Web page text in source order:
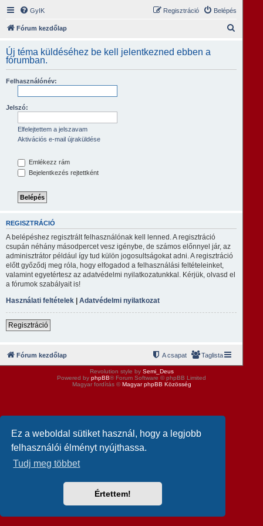
Ez a weboldal sütiket használ, hogy a legjobb
felhasználói élményt nyújthassa.
Tudj meg többet
Értettem!
GyIK Belépés
Regisztráció
Fórum kezdőlap
e
Új téma küldéséhez be kell jelentkezned ebben a
fórumban.
Felhasználónév:
Jelszó:
Elfelejtettem a jelszavam
Aktivációs e-mail újraküldése
Emlékezz rám
Bejelentkezés rejtettként
REGISZTRÁCIÓ
A belépéshez regisztrált felhasználónak kell lenned. A regisztráció
csupán néhány másodpercet vesz igénybe, de számos előnnyel jár, az
adminisztrátor például így tud külön jogosultságokat adni. A regisztráció
előtt győződj meg róla, hogy elfogadod a felhasználási feltételeinket,
valamint egyetértesz az adatvédelmi nyilatkozatunkkal. Kérjük, olvasd el
a fórumok szabályait is!
Használati feltételek | Adatvédelmi nyilatkozat
Regisztráció
Fórum kezdőlap Taglista
A csapat
Revolution style by Semi_Deus
Powered by phpBB® Forum Software © phpBB Limited
Magyar fordítás ©Magyar phpBB Közösség